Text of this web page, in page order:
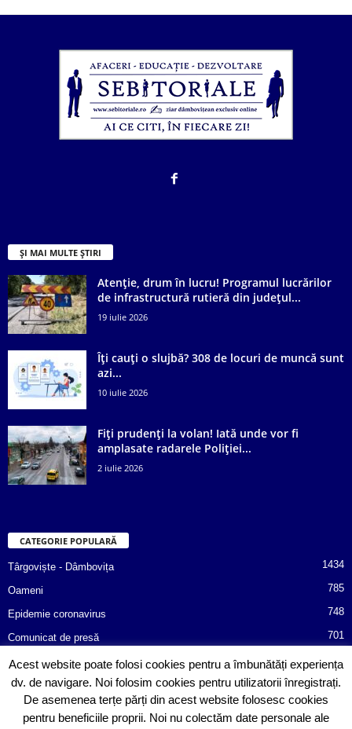
ȘI MAI MULTE ȘTIRI
Atenție, drum în lucru! Programul lucrărilor
de infrastructură rutieră din județul...
19 iulie 2026
Îți cauți o slujbă? 308 de locuri de muncă sunt
azi...
10 iulie 2026
Fiți prudenți la volan! Iată unde vor fi
amplasate radarele Poliției...
2 iulie 2026
CATEGORIE POPULARĂ
Târgoviște - Dâmbovița 1434
Oameni 785
Epidemie coronavirus 748
Comunicat de presă 701
Afaceri 487
Poliția informează! 366
Consiliul Județean Dâmbovița
Acest website poate folosi cookies pentru a îmbunătăți experiența
dv. de navigare. Noi folosim cookies pentru utilizatorii înregistrați.
De asemenea terțe părți din acest website folosesc cookies
pentru beneficiile proprii. Noi nu colectăm date personale ale